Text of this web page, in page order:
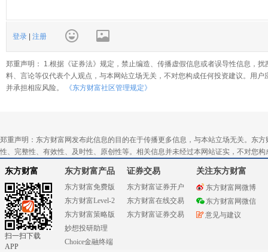
登录 注册
郑重声明： 1.根据《证券法》规定，禁止编造、传播虚假信息或者误导性信息，
料、言论等仅代表个人观点，与本网站立场无关，不对您构成任何投资建议。用
并承担相应风险。
《东方财富社区管理规定》
郑重声明：东方财富网发布此信息的目的在于传播更多信息，与本站立场无关。东
性、完整性、有效性、及时性、原创性等。相关信息并未经过本网站证实，不对您
东方财富
扫一扫下载
APP
东方财富产品
东方财富免费版
东方财富Level-2
东方财富策略版
妙想投研助理
Choice金融终端
证券交易
东方财富证券开户
东方财富在线交易
东方财富证券交易
关注东方财富
东方财富网微博
东方财富网微信
意见与建议